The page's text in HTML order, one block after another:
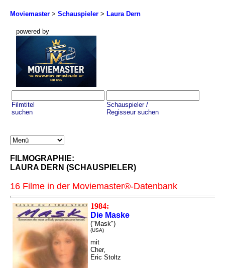
Moviemaster > Schauspieler > Laura Dern
powered by
Filmtitel
suchen
Schauspieler /
Regisseur suchen
FILMOGRAPHIE:
LAURA DERN (SCHAUSPIELER)
16 Filme in der Moviemaster®-Datenbank
1984:
Die Maske
("Mask")
(USA)
mit
Cher,
Eric Stoltz